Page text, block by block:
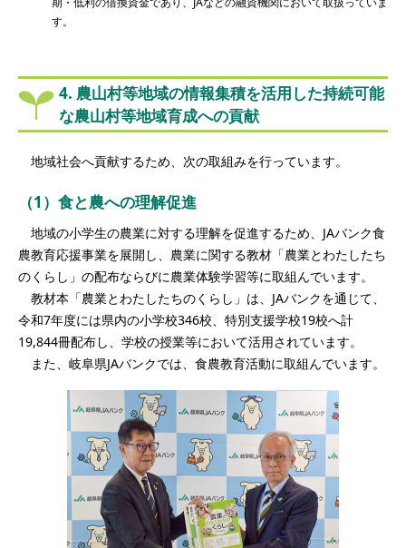
す。
4. 農山村等地域の情報集積を活用した持続可能
な農山村等地域育成への貢献
地域社会へ貢献するため、次の取組みを行っています。
（1）食と農への理解促進
地域の小学生の農業に対する理解を促進するため、JAバンク食
農教育応援事業を展開し、農業に関する教材「農業とわたしたち
のくらし」の配布ならびに農業体験学習等に取組んでいます。
教材本「農業とわたしたちのくらし」は、JAバンクを通じて、
令和7年度には県内の小学校346校、特別支援学校19校へ計
19,844冊配布し、学校の授業等において活用されています。
また、岐阜県JAバンクでは、食農教育活動に取組んでいます。